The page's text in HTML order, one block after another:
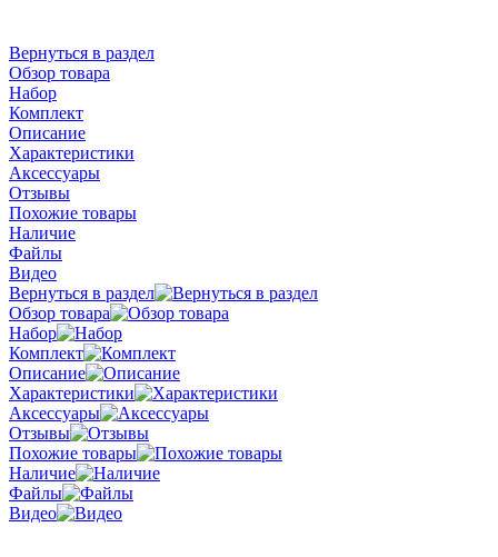
Вернуться в раздел
Обзор товара
Набор
Комплект
Описание
Характеристики
Аксессуары
Отзывы
Похожие товары
Наличие
Файлы
Видео
Вернуться в раздел
Обзор товара
Набор
Комплект
Описание
Характеристики
Аксессуары
Отзывы
Похожие товары
Наличие
Файлы
Видео